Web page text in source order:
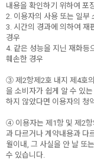
내용을 확인하기 위하여 포
2. 이용자의 사용 또는 일부
3. 시간의 경과에 의하여 재
경우
4. 같은 성능을 지닌 재화등
훼손한 경우
③ 제2항제2호 내지 제4호
을 소비자가 쉽게 알 수 있
하지 않았다면 이용자의 청
④ 이용자는 제1항 및 제2항
과 다르거나 계약내용과 다
월이내, 그 사실을 안 날 또
수 있습니다.